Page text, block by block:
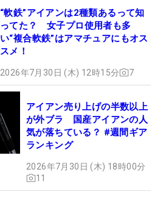
“軟鉄”アイアンは2種類あるって知
ってた？ 女子プロ使用者も多
い“複合軟鉄”はアマチュアにもオス
スメ！
2026年7月30日 (木) 12時15分 7
アイアン売り上げの半数以上
が外ブラ 国産アイアンの人
気が落ちている？ #週間ギア
ランキング
2026年7月30日 (木) 18時00分
11